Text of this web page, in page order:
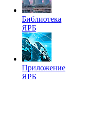
Библиотека
ЯРБ
Приложение
ЯРБ